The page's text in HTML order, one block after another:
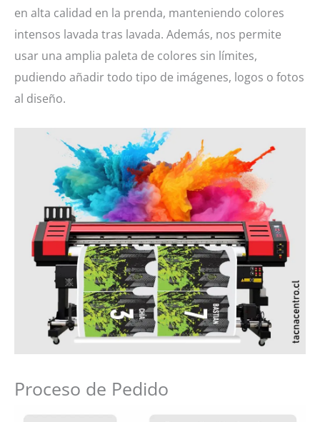
en alta calidad en la prenda, manteniendo colores
intensos lavada tras lavada. Además, nos permite
usar una amplia paleta de colores sin límites,
pudiendo añadir todo tipo de imágenes, logos o fotos
al diseño.
Proceso de Pedido